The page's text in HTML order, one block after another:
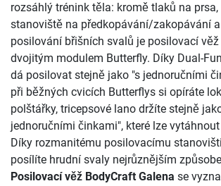
rozsáhlý trénink těla: kromě tlaků na prsa,
stanoviště na předkopávání/zakopávání
posilování břišních svalů je posilovací věž
dvojitým modulem Butterfly. Díky Dual-
dá posilovat stejně jako "s jednoručními
při běžných cvicích Butterflys si opíráte
polštářky, tricepsové lano držíte stejně
jednoručními činkami", které lze
Díky rozmanitému posilovacímu
posílíte hrudní svaly nejrůznějším
Posilovací věž BodyCraft Galena se